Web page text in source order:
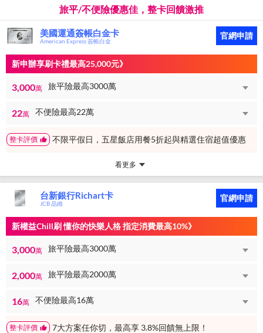
旅平/不便險優惠佳，整卡回饋激推
美國運通簽帳白金卡
American Express 簽帳白金
官網申請
新申辦享刷卡禮最高25,000元》
3,000萬 旅平險最高3000萬
22萬 不便險最高22萬
整卡評價 不限平假日，五星飯店用餐5折起與精選住宿超值優惠
看更多
台新銀行Richart卡
JCB 晶緻
官網申請
新權益Chill刷 懂你的快樂人格 指定消費最高10%》
3,000萬 旅平險最高3000萬
2,000萬 旅平險最高2000萬
16萬 不便險最高16萬
整卡評價 7大方案任你切，最高享 3.8%回饋無上限！